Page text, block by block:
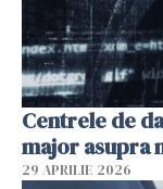
Centrele de
major asupra
29 APRILIE 2026